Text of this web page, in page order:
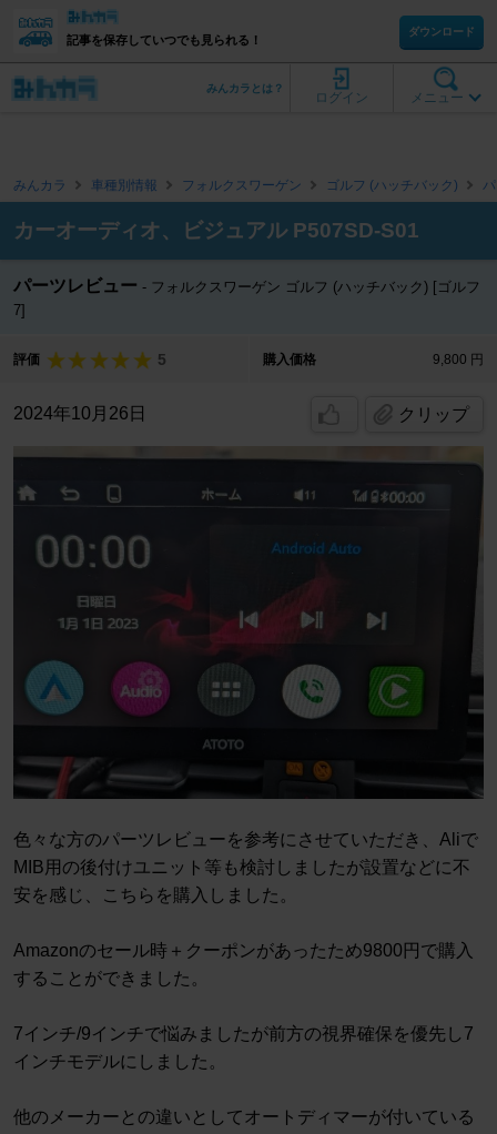
記事を保存していつでも見られる！
ダウンロード
メニュー
ログイン
みんカラとは？
みんカラ 車種別情報 フォルクスワーゲン ゴルフ (ハッチバック)
カーオーディオ、ビジュアル P507SD-S01
パーツレビュー
フォルクスワーゲン ゴルフ (ハッチバック) [ゴルフ
7]
評価 5 購入価格 9,800 円
2024年10月26日 クリップ
色々な方のパーツレビューを参考にさせていただき、Aliで
MIB用の後付けユニット等も検討しましたが設置などに不
安を感じ、こちらを購入しました。
Amazonのセール時＋クーポンがあったため9800円で購入
することができました。
7インチ/9インチで悩みましたが前方の視界確保を優先し7
インチモデルにしました。
他のメーカーとの違いとしてオートディマーが付いている